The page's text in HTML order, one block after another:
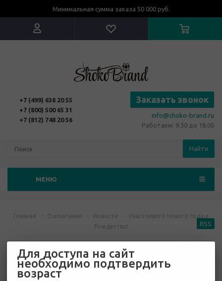
Минимальная сумма заказа 50 000 руб.
+7 (499) 638 20 55
+7 (800) 500 65 31
+7 (812) 748 20 56
Заказать звонок
info@shoko-brand.ru
Работаем: 9.30 до 18.00
Найти
МЕНЮ
Главная - О компании - Новости -
Счастливого Нового года и
Рождества!
Счастливого Нового года и
Рождества!
RSS
Для доступа на сайт
необходимо подтвердить
возраст